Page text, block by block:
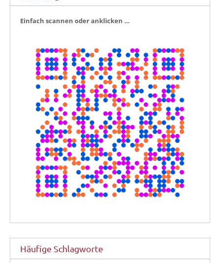
Ein­fach scan­nen oder anklicken …
Häufige Schlagworte